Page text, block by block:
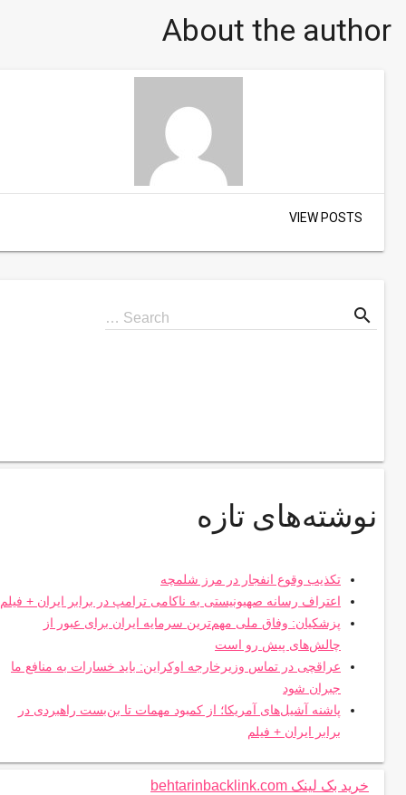
About the author
VIEW POSTS
Search
for
Search … search
نوشته‌های تازه
تکذیب وقوع انفجار در مرز شلمچه
اعتراف رسانه صهیونیستی به ناکامی ترامپ در برابر ایران + فیلم
پزشکیان: وفاق ملی مهم‌ترین سرمایه ایران برای عبور از
چالش‌های پیش رو است
عراقچی در تماس وزیرخارجه اوکراین: باید خسارات به منافع ما
جبران شود
پاشنه آشیل‌های آمریکا؛ از کمبود مهمات تا بن‌بست راهبردی در
برابر ایران + فیلم
خرید بک لینک behtarinbacklink.com